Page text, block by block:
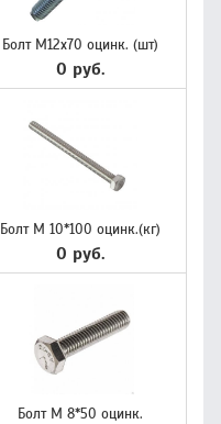
Болт М12х70 оцинк. (шт)
0 руб.
Болт М 10*100 оцинк.(кг)
0 руб.
Болт М 8*50 оцинк.